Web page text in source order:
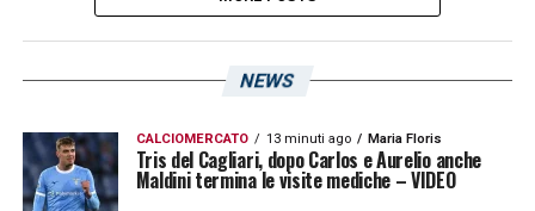
NEWS
CALCIOMERCATO 13 minuti ago Maria Floris
Tris del Cagliari, dopo Carlos e Aurelio anche
Maldini termina le visite mediche – VIDEO